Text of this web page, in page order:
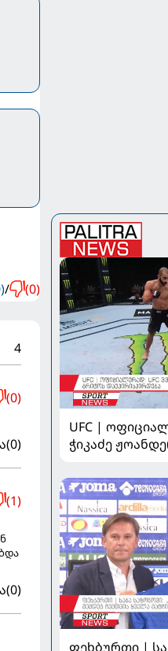
/ (0)
4
(0)
(0)
(1)
(0)
UFC |
ჭიკაძე
ფეხბურთი |